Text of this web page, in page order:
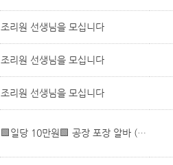
조리원 선생님을 모십니다
조리원 선생님을 모십니다
조리원 선생님을 모십니다
🟩일당 10만원🟩 공장 포장 알바 (통근 차량 O, 근무시간 선택)